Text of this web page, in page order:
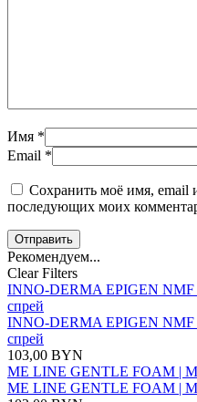
Имя *
Email *
Сохранить моё имя, email
последующих моих
Отправить
Рекомендуем...
Clear Filters
INNO-DERMA EPIGEN
спрей
INNO-DERMA EPIGEN
спрей
103,00 BYN
ME LINE GENTLE FOAM |
ME LINE GENTLE FOAM |